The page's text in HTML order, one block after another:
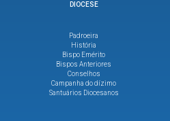
DIOCESE
Padroeira
História
Bispo Emérito
Bispos Anteriores
Conselhos
Campanha do dízimo
Santuários Diocesanos